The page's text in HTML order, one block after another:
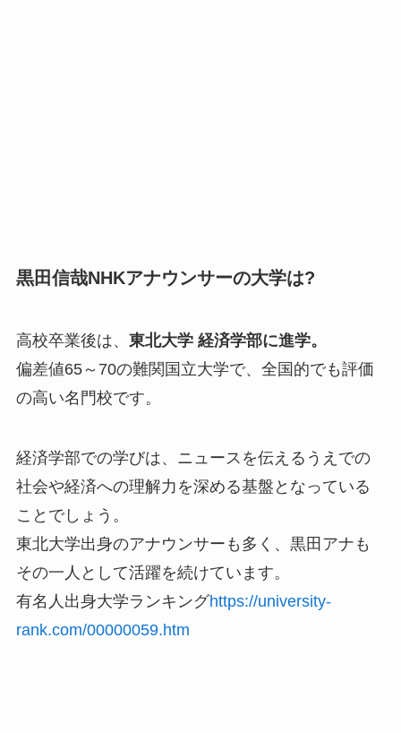
黒田信哉NHKアナウンサーの大学は?
高校卒業後は、 東北大学 経済学部に進学。
偏差値65～70の難関国立大学で、全国的でも評価
の高い名門校です。
経済学部での学びは、ニュースを伝えるうえでの
社会や経済への理解力を深める基盤となっている
ことでしょう。
東北大学出身のアナウンサーも多く、黒田アナも
その一人として活躍を続けています。
有名人出身大学ランキングhttps://university-
rank.com/00000059.htm